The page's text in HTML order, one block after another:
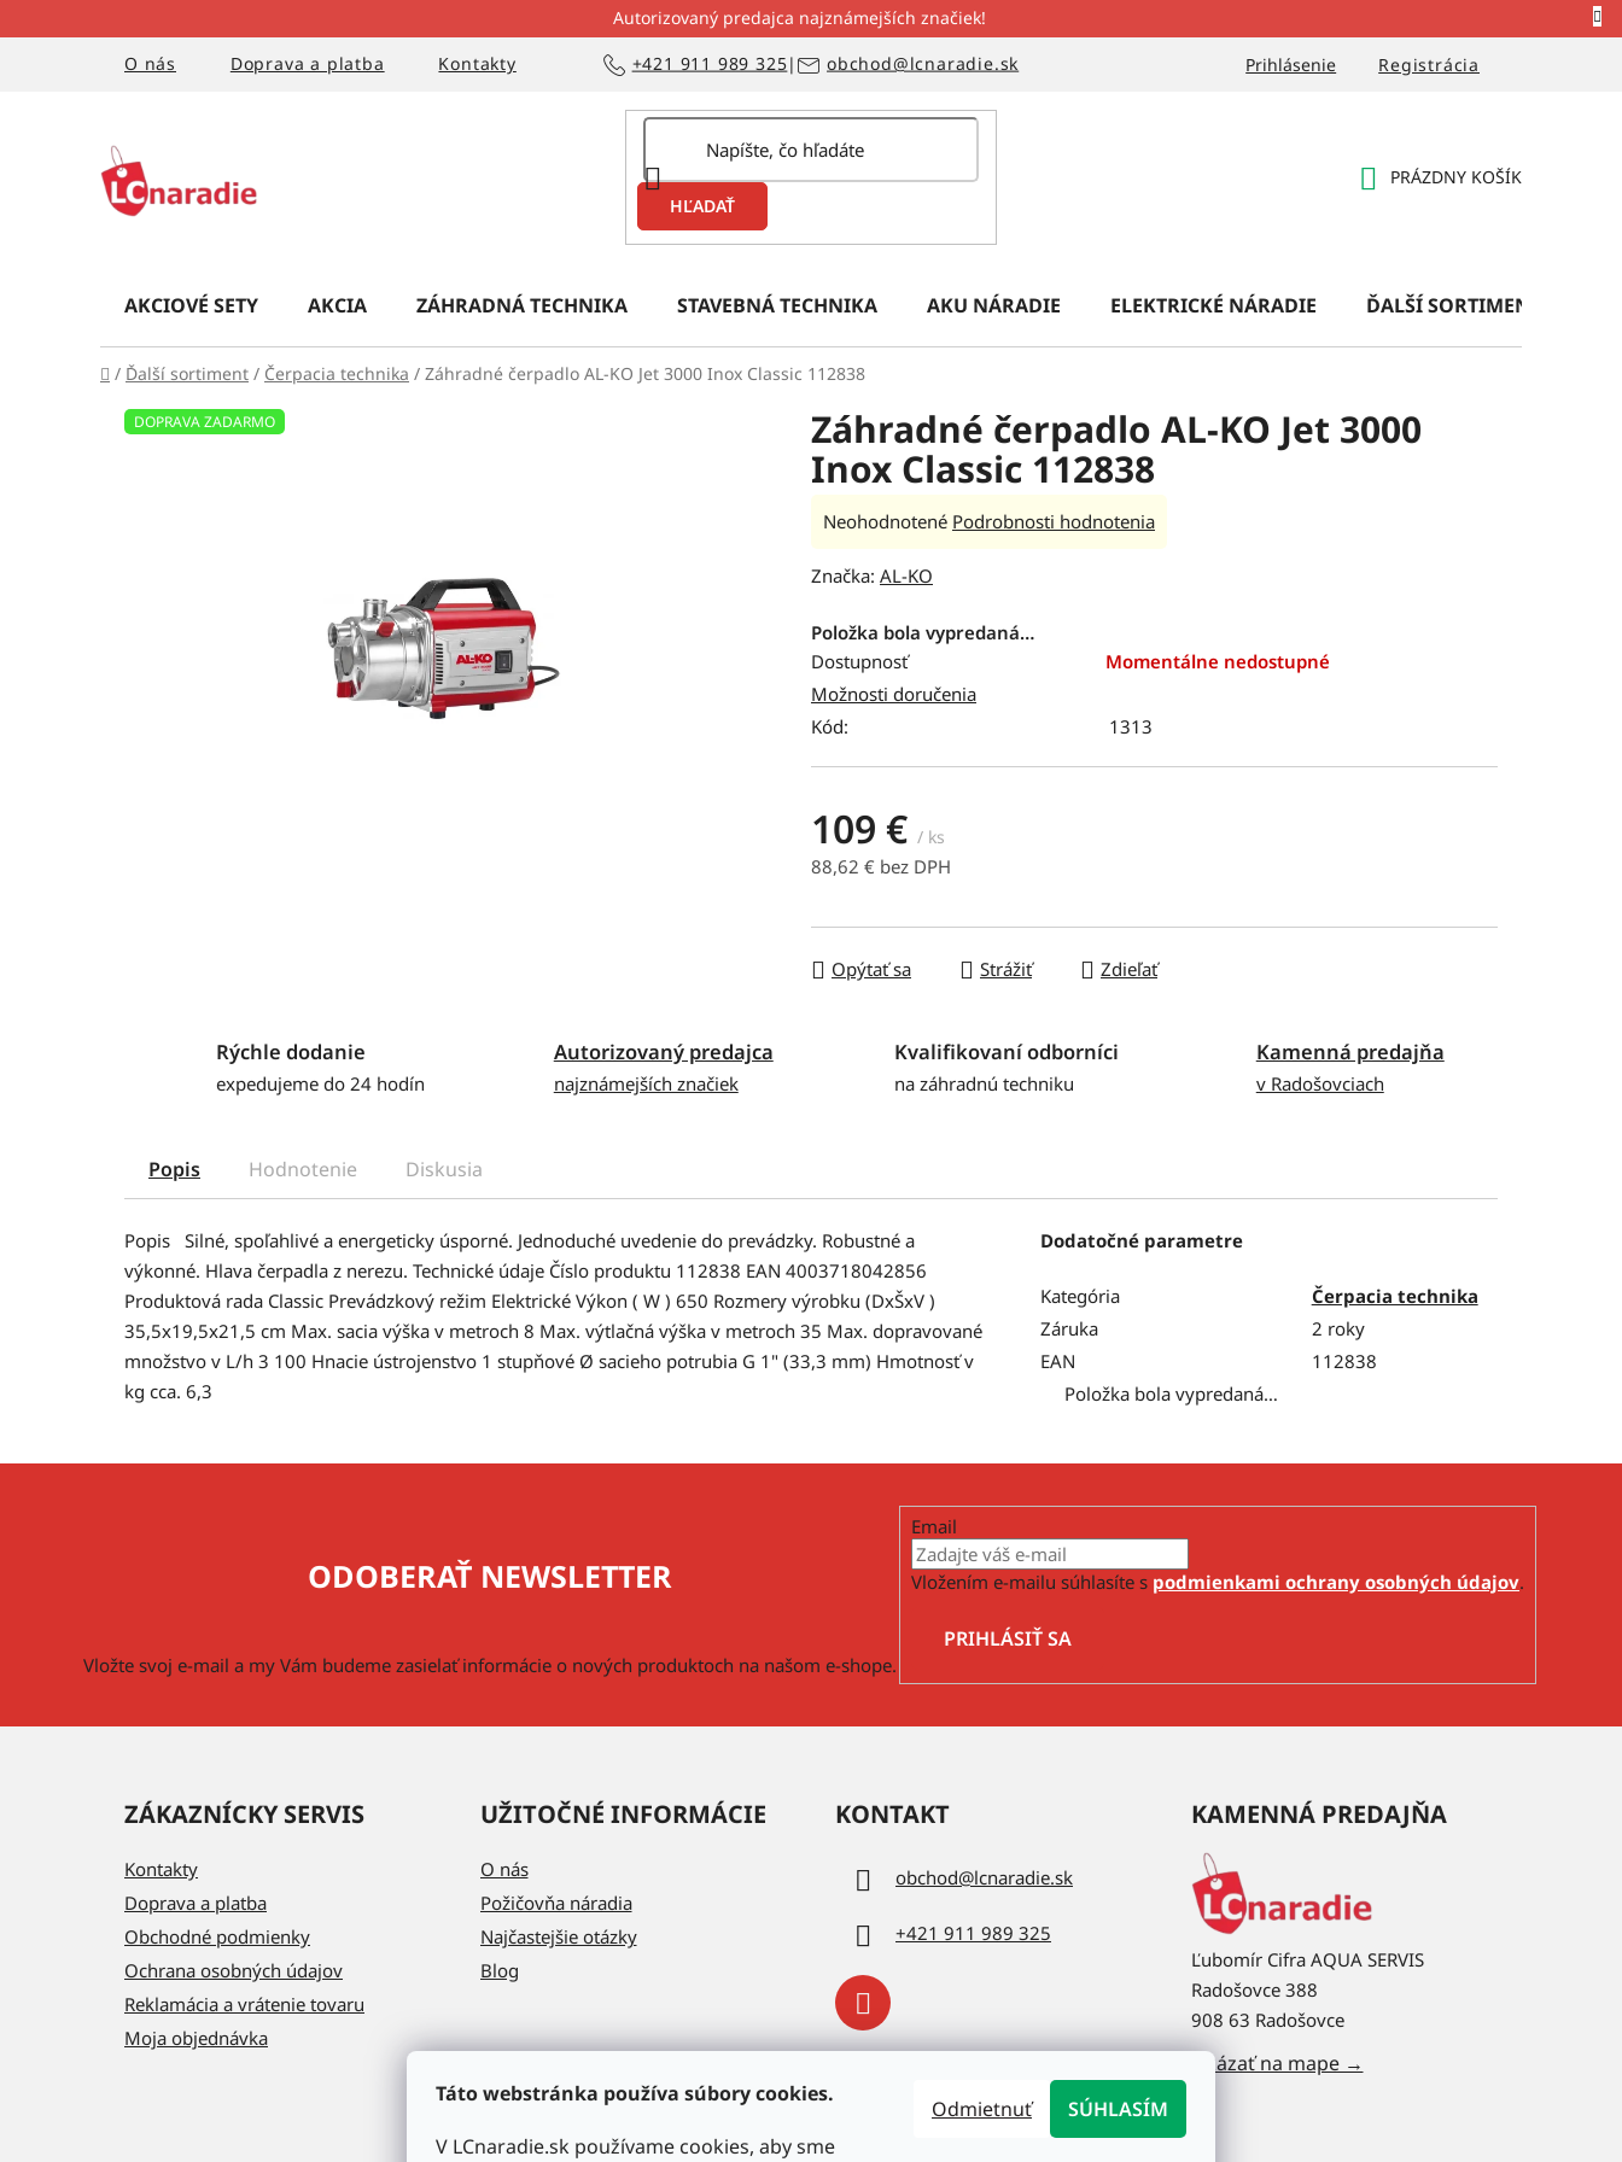
Táto webstránka používa súbory cookies.
V LCnaradie.sk používame cookies, aby sme
Odmietnuť SÚHLASÍM
na
Autorizovaný predajca najznámejších značiek!
O nás
Doprava a platba Kontakty Prihlásenie Registrácia
+421 911 989 325| obchod@lcnaradie.sk
HĽADAŤ
PRÁZDNY KOŠÍK
AKCIOVÉ SETY AKCIA ZÁHRADNÁ TECHNIKA STAVEBNÁ TECHNIKA AKU NÁRADIE ELEKTRICKÉ NÁRADIE ĎALŠÍ SORTIMENT
Domov
/ Ďalší sortiment / Čerpacia technika / Záhradné čerpadlo AL-KO Jet 3000 Inox Classic 112838
Záhradné čerpadlo AL-KO Jet 3000
Inox Classic 112838
Priemerné
produktu
0,0
z
5
hviezdičiek.
Neohodnotené Podrobnosti hodnotenia
Značka: AL-KO
Položka bola vypredaná…
Dostupnosť
Momentálne nedostupné
Možnosti doručenia
Kód:
1313
109 € / ks
88,62 € bez DPH
Opýtať sa Strážiť Zdieľať
DOPRAVA ZADARMO
Rýchle dodanie
expedujeme do 24 hodín
Autorizovaný predajca
najznámejších značiek
Kvalifikovaní odborníci
na záhradnú techniku
Kamenná predajňa
v Radošovciach
Popis Hodnotenie Diskusia
Popis Silné, spoľahlivé a energeticky úsporné. Jednoduché uvedenie do prevádzky. Robustné a
výkonné. Hlava čerpadla z nerezu. Technické údaje Číslo produktu 112838 EAN 4003718042856
Produktová rada Classic Prevádzkový režim Elektrické Výkon ( W ) 650 Rozmery výrobku (DxŠxV )
35,5x19,5x21,5 cm Max. sacia výška v metroch 8 Max. výtlačná výška v metroch 35 Max. dopravované
množstvo v L/h 3 100 Hnacie ústrojenstvo 1 stupňové Ø sacieho potrubia G 1" (33,3 mm) Hmotnosť v
kg cca. 6,3
Dodatočné parametre
Kategória
Čerpacia technika
Záruka
2 roky
EAN
112838
Položka bola vypredaná…
ODOBERAŤ NEWSLETTER
Vložte svoj e-mail a my Vám budeme zasielať informácie o nových produktoch na našom e-shope.
Email
Vložením e-mailu súhlasíte s podmienkami ochrany osobných údajov.
PRIHLÁSIŤ SA
ZÁKAZNÍCKY SERVIS
Kontakty
Doprava a platba
Obchodné podmienky
Ochrana osobných údajov
Reklamácia a vrátenie tovaru
Moja objednávka
UŽITOČNÉ INFORMÁCIE
O nás
Požičovňa náradia
Najčastejšie otázky
Blog
KONTAKT
obchod@lcnaradie.sk
+421 911 989 325
KAMENNÁ PREDAJŇA
Ľubomír Cifra AQUA SERVIS
Radošovce 388
908 63 Radošovce
Ukázať na mape →